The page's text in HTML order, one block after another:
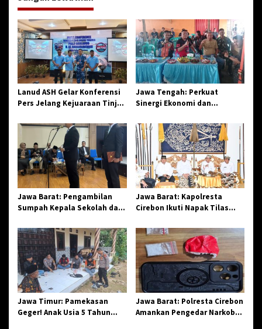
a
s
i
p
o
s
Lanud ASH Gelar Konferensi
Pers Jelang Kejuaraan Tinju
2026
Jawa Tengah: Perkuat
Sinergi Ekonomi dan
Jangkar Gelar Halal Bi Halal
di Losari
Jawa Barat: Pengambilan
Sumpah Kepala Sekolah dan
Penegasan Integritas
Aparatur Pendidikan dan
Birokrasi
Jawa Barat: Kapolresta
Cirebon Ikuti Napak Tilas
Sinergi dan Pelestarian
Sejarah
Jawa Timur: Pamekasan
Geger! Anak Usia 5 Tahun
Jawa Barat: Polresta Cirebon
Amankan Pengedar Narkoba